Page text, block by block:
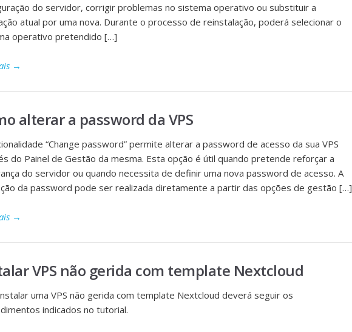
do servidor, corrigir problemas no sistema operativo ou substituir a
atual por uma nova. Durante o processo de reinstalação, poderá selecionar o
operativo pretendido […]
→
alterar a password da VPS
“Change password” permite alterar a password de acesso da sua VPS
do Painel de Gestão da mesma. Esta opção é útil quando pretende reforçar a
do servidor ou quando necessita de definir uma nova password de acesso. A
da password pode ser realizada diretamente a partir das opções de gestão […]
→
VPS não gerida com template Nextcloud
uma VPS não gerida com template Nextcloud deverá seguir os
indicados no tutorial.